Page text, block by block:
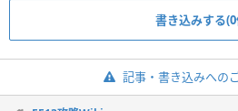
書き込みする
記事・書き込みへの